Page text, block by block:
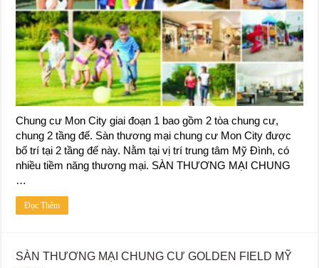
Chung cư Mon City giai đoạn 1 bao gồm 2 tòa chung cư,
chung 2 tầng đế. Sàn thương mại chung cư Mon City được
bố trí tại 2 tầng đế này. Nằm tại vị trí trung tâm Mỹ Đình, có
nhiều tiềm năng thương mại. SÀN THƯƠNG MẠI CHUNG
…
Đọc Thêm
SÀN THƯƠNG MẠI CHUNG CƯ GOLDEN FIELD MỸ